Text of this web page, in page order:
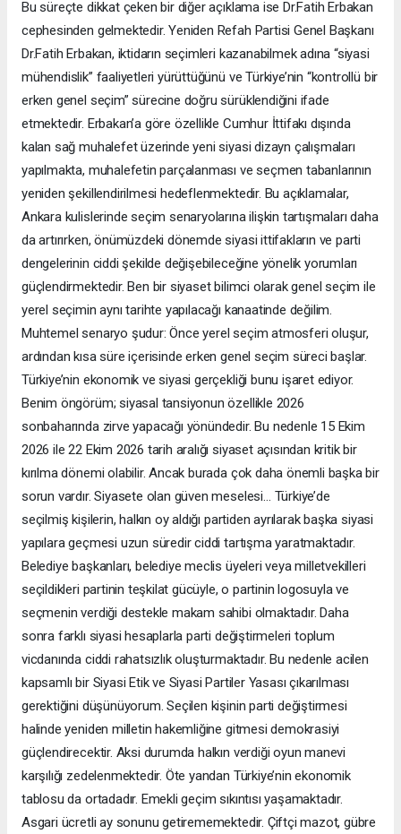
Bu süreçte dikkat çeken bir diğer açıklama ise Dr.Fatih Erbakan
cephesinden gelmektedir. Yeniden Refah Partisi Genel Başkanı
Dr.Fatih Erbakan, iktidarın seçimleri kazanabilmek adına “siyasi
mühendislik” faaliyetleri yürüttüğünü ve Türkiye’nin “kontrollü bir
erken genel seçim” sürecine doğru sürüklendiğini ifade
etmektedir. Erbakan’a göre özellikle Cumhur İttifakı dışında
kalan sağ muhalefet üzerinde yeni siyasi dizayn çalışmaları
yapılmakta, muhalefetin parçalanması ve seçmen tabanlarının
yeniden şekillendirilmesi hedeflenmektedir. Bu açıklamalar,
Ankara kulislerinde seçim senaryolarına ilişkin tartışmaları daha
da artırırken, önümüzdeki dönemde siyasi ittifakların ve parti
dengelerinin ciddi şekilde değişebileceğine yönelik yorumları
güçlendirmektedir. Ben bir siyaset bilimci olarak genel seçim ile
yerel seçimin aynı tarihte yapılacağı kanaatinde değilim.
Muhtemel senaryo şudur: Önce yerel seçim atmosferi oluşur,
ardından kısa süre içerisinde erken genel seçim süreci başlar.
Türkiye’nin ekonomik ve siyasi gerçekliği bunu işaret ediyor.
Benim öngörüm; siyasal tansiyonun özellikle 2026
sonbaharında zirve yapacağı yönündedir. Bu nedenle 15 Ekim
2026 ile 22 Ekim 2026 tarih aralığı siyaset açısından kritik bir
kırılma dönemi olabilir. Ancak burada çok daha önemli başka bir
sorun vardır. Siyasete olan güven meselesi… Türkiye’de
seçilmiş kişilerin, halkın oy aldığı partiden ayrılarak başka siyasi
yapılara geçmesi uzun süredir ciddi tartışma yaratmaktadır.
Belediye başkanları, belediye meclis üyeleri veya milletvekilleri
seçildikleri partinin teşkilat gücüyle, o partinin logosuyla ve
seçmenin verdiği destekle makam sahibi olmaktadır. Daha
sonra farklı siyasi hesaplarla parti değiştirmeleri toplum
vicdanında ciddi rahatsızlık oluşturmaktadır. Bu nedenle acilen
kapsamlı bir Siyasi Etik ve Siyasi Partiler Yasası çıkarılması
gerektiğini düşünüyorum. Seçilen kişinin parti değiştirmesi
halinde yeniden milletin hakemliğine gitmesi demokrasiyi
güçlendirecektir. Aksi durumda halkın verdiği oyun manevi
karşılığı zedelenmektedir. Öte yandan Türkiye’nin ekonomik
tablosu da ortadadır. Emekli geçim sıkıntısı yaşamaktadır.
Asgari ücretli ay sonunu getirememektedir. Çiftçi mazot, gübre